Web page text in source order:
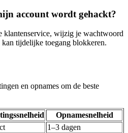
account wordt gehackt?
klantenservice, wijzig je wachtwoord
tijdelijke toegang blokkeren.
en opnames om de beste
Opnamesnelheid
1–3 dagen